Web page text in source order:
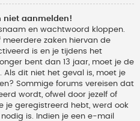
niet aanmelden!
en wachtwoord kloppen.
meerdere zaken hiervan de
is en je tijdens het
bent dan 13 jaar, moet je de
dit niet het geval is, moet je
Sommige forums vereisen dat
wordt, ofwel door jezelf of
je geregistreerd hebt, werd ook
is. Indien je een e-mail